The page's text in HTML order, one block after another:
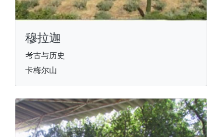
穆拉迦
考古与历史
卡梅尔山